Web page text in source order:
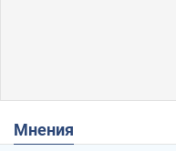
Мнения